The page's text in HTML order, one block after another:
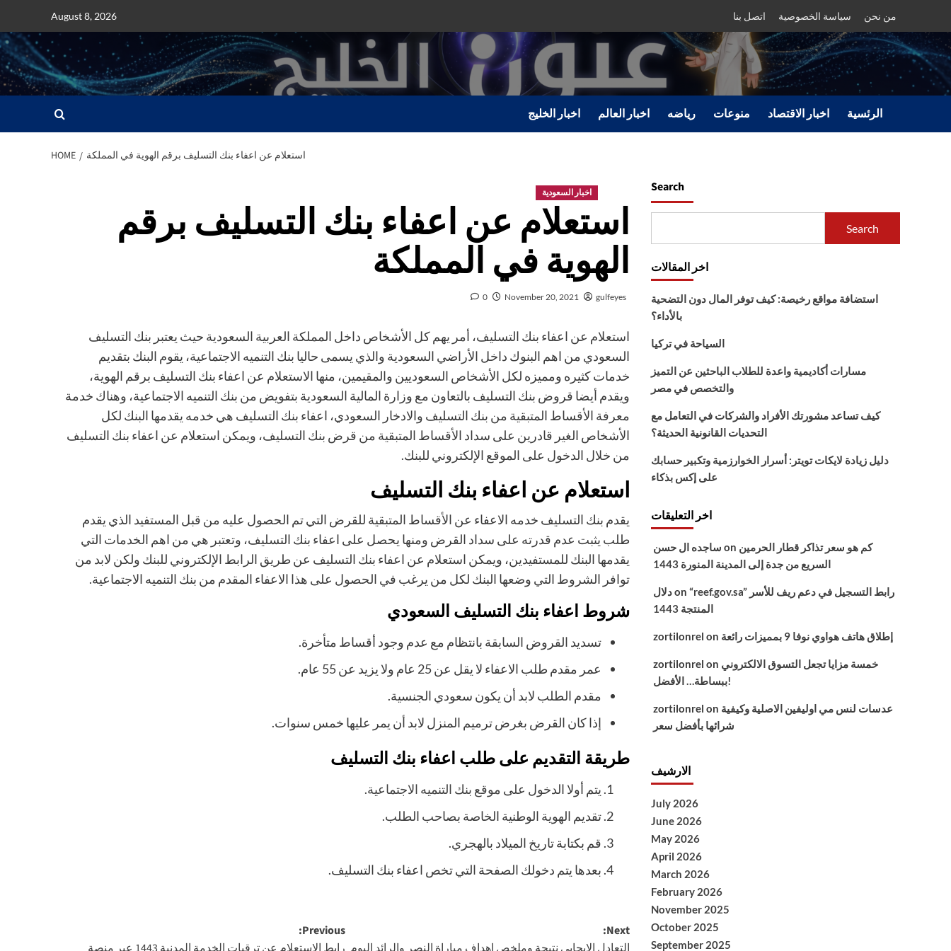
content
August 8, 2026 اتصل بنا سياسة الخصوصية من نحن
اخبار الخليج اخبار العالم رياضه منوعات اخبار الاقتصاد الرئسية
HOME استعلام عن اعفاء بنك التسليف برقم الهوية في المملكة
اخبار السعودية
استعلام عن اعفاء بنك التسليف برقم
الهوية في المملكة
gulfeyes
November 20, 2021
0
استعلام عن اعفاء بنك التسليف، أمر يهم كل الأشخاص داخل المملكة العربية السعودية حيث يعتبر بنك التسليف
السعودي من اهم البنوك داخل الأراضي السعودية والذي يسمى حاليا بنك التنميه الاجتماعية، يقوم البنك بتقديم
خدمات كثيره ومميزه لكل الأشخاص السعوديين والمقيمين، منها الاستعلام عن اعفاء بنك التسليف برقم الهوية،
ويقدم أيضا قروض بنك التسليف بالتعاون مع وزارة المالية السعودية بتفويض من بنك التنميه الاجتماعية، وهناك خدمة
معرفة الأقساط المتبقية من بنك التسليف والادخار السعودي، اعفاء بنك التسليف هي خدمه يقدمها البنك لكل
الأشخاص الغير قادرين على سداد الأقساط المتبقية من قرض بنك التسليف، ويمكن استعلام عن اعفاء بنك التسليف
من خلال الدخول على الموقع الإلكتروني للبنك.
استعلام عن اعفاء بنك التسليف
يقدم بنك التسليف خدمه الاعفاء عن الأقساط المتبقية للقرض التي تم الحصول عليه من قبل المستفيد الذي يقدم
طلب يثبت عدم قدرته على سداد القرض ومنها يحصل على اعفاء بنك التسليف، وتعتبر هي من اهم الخدمات التي
يقدمها البنك للمستفيدين، ويمكن استعلام عن اعفاء بنك التسليف عن طريق الرابط الإلكتروني للبنك ولكن لابد من
توافر الشروط التي وضعها البنك لكل من يرغب في الحصول على هذا الاعفاء المقدم من بنك التنميه الاجتماعية.
شروط اعفاء بنك التسليف السعودي
تسديد القروض السابقة بانتظام مع عدم وجود أقساط متأخرة.
عمر مقدم طلب الاعفاء لا يقل عن 25 عام ولا يزيد عن 55 عام.
مقدم الطلب لابد أن يكون سعودي الجنسية.
إذا كان القرض بغرض ترميم المنزل لابد أن يمر عليها خمس سنوات.
طريقة التقديم على طلب اعفاء بنك التسليف
يتم أولا الدخول على موقع بنك التنميه الاجتماعية.
تقديم الهوية الوطنية الخاصة بصاحب الطلب.
قم بكتابة تاريخ الميلاد بالهجري.
بعدها يتم دخولك الصفحة التي تخص اعفاء بنك التسليف.
Post
Previous:
Next:
Search
Search
اخر المقالات
استضافة مواقع رخيصة: كيف توفر المال دون التضحية
بالأداء؟
السياحة في تركيا
مسارات أكاديمية واعدة للطلاب الباحثين عن التميز
والتخصص في مصر
كيف تساعد مشورتك الأفراد والشركات في التعامل مع
التحديات القانونية الحديثة؟
دليل زيادة لايكات تويتر: أسرار الخوارزمية وتكبير حسابك
على إكس بذكاء
اخر التعليقات
ساجده ال حسن on كم هو سعر تذاكر قطار الحرمين
السريع من جدة إلى المدينة المنورة 1443
دلالon “reef.gov.sa” رابط التسجيل في دعم ريف للأسر
المنتجة 1443
zortilonrel on إطلاق هاتف هواوي نوفا 9 بمميزات رائعة
zortilonrel on خمسة مزايا تجعل التسوق الالكتروني
ببساطة… الأفضل!
zortilonrel on عدسات لنس مي اوليفين الاصلية وكيفية
شرائها بأفضل سعر
الارشيف
July 2026
June 2026
May 2026
April 2026
March 2026
February 2026
November 2025
October 2025
September 2025